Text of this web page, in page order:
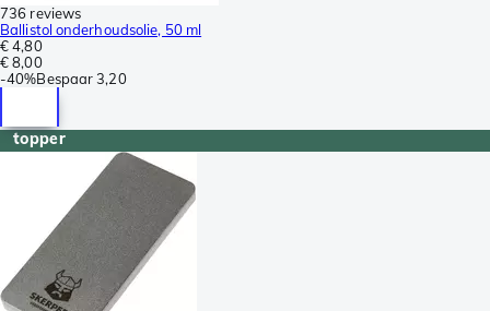
736 reviews
Ballistol onderhoudsolie, 50 ml
€ 4,80
€ 8,00
-40%Bespaar 3,20
topper